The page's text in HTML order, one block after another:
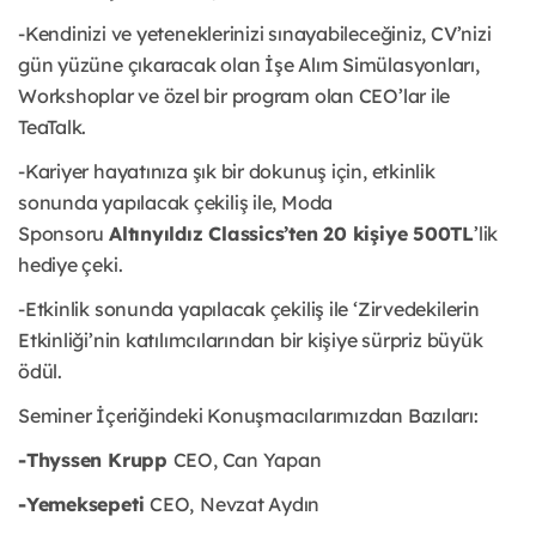
-Kendinizi ve yeteneklerinizi sınayabileceğiniz, CV’nizi
gün yüzüne çıkaracak olan İşe Alım Simülasyonları,
Workshoplar ve özel bir program olan CEO’lar ile
TeaTalk.
-Kariyer hayatınıza şık bir dokunuş için, etkinlik
sonunda yapılacak çekiliş ile, Moda
Sponsoru Altınyıldız Classics’ten 20 kişiye 500TL’lik
hediye çeki.
-Etkinlik sonunda yapılacak çekiliş ile ‘Zirvedekilerin
Etkinliği’nin katılımcılarından bir kişiye sürpriz büyük
ödül.
Seminer İçeriğindeki Konuşmacılarımızdan Bazıları:
-Thyssen Krupp CEO, Can Yapan
-YemeksepetiCEO, Nevzat Aydın